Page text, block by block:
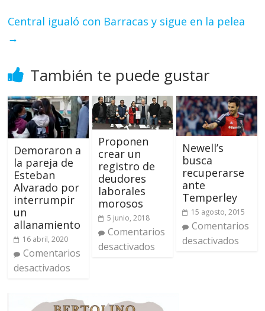
Central igualó con Barracas y sigue en la pelea
→
También te puede gustar
Demoraron a
la pareja de
Esteban
Alvarado por
interrumpir
un
allanamiento
16 abril, 2020
Comentarios
desactivados
Proponen
crear un
registro de
deudores
laborales
morosos
5 junio, 2018
Comentarios
desactivados
Newell’s
busca
recuperarse
ante
Temperley
15 agosto, 2015
Comentarios
desactivados